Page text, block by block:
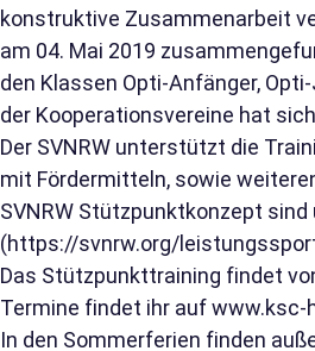
konstruktive Zusammenarbeit
am 04. Mai 2019
den Klassen Opti-Anfänger,
der Kooperationsvereine hat
Der SVNRW unterstützt die
mit Fördermitteln, sowie
SVNRW Stützpunktkonzept
(https://svnrw.org/
Das Stützpunkttraining findet
Termine findet ihr aufwww.ksc-
In den Sommerferien finden